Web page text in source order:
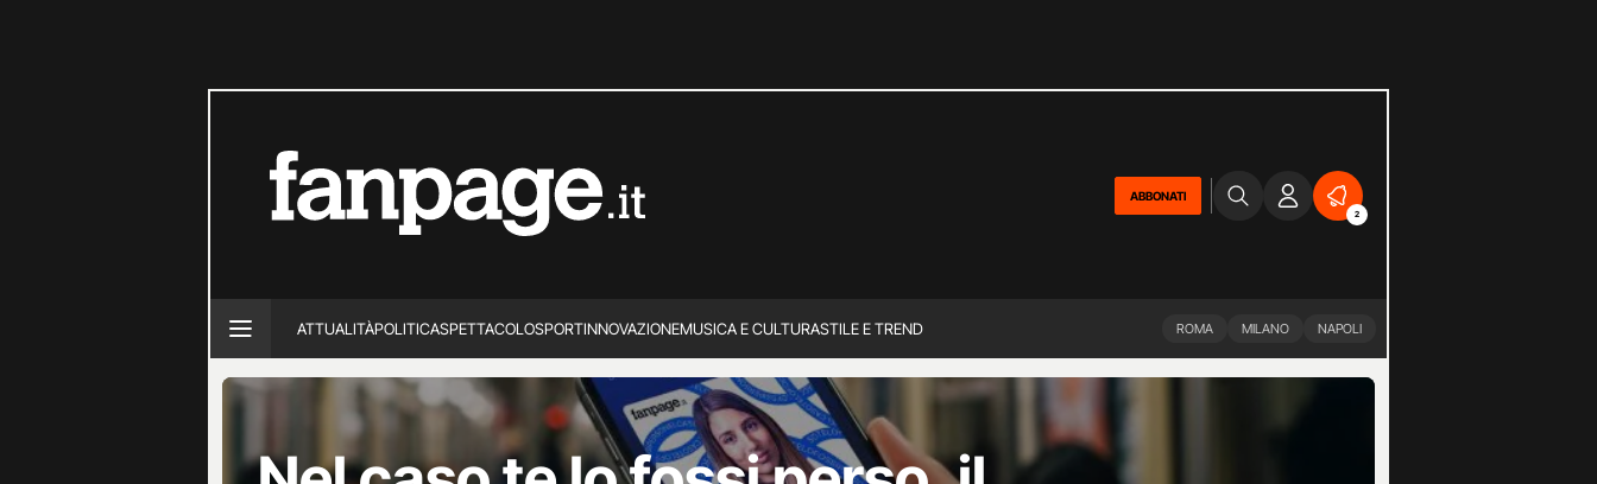
ABBONATI
2
ATTUALITÀPOLITICASPETTACOLOSPORTINNOVAZIONEMUSICA E CULTURASTILE E TREND ROMA MILANO NAPOLI